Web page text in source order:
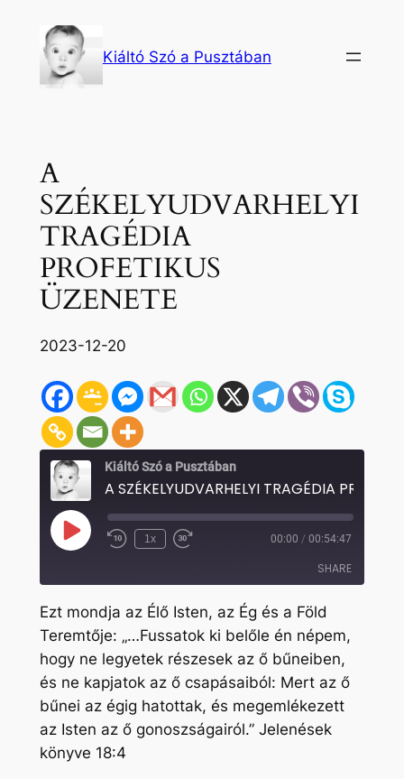
tartalomhoz
Kiáltó Szó a Pusztában
A
SZÉKELYUDVARHELYI
TRAGÉDIA
PROFETIKUS
ÜZENETE
2023-12-20
Kiáltó Szó a Pusztában
Play
Episode Rewind
1x
Fast
seconds
00:00 / 00:54:47
SHARE
SHARE
LINK
EMBED
Ezt mondja az Élő Isten, az Ég és a Föld
Teremtője: „…Fussatok ki belőle én népem,
hogy ne legyetek részesek az ő bűneiben,
és ne kapjatok az ő csapásaiból: Mert az ő
bűnei az égig hatottak, és megemlékezett
az Isten az ő gonoszságairól.” Jelenések
könyve 18:4